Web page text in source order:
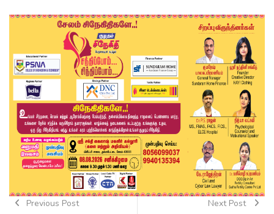
Previous Post Next Post